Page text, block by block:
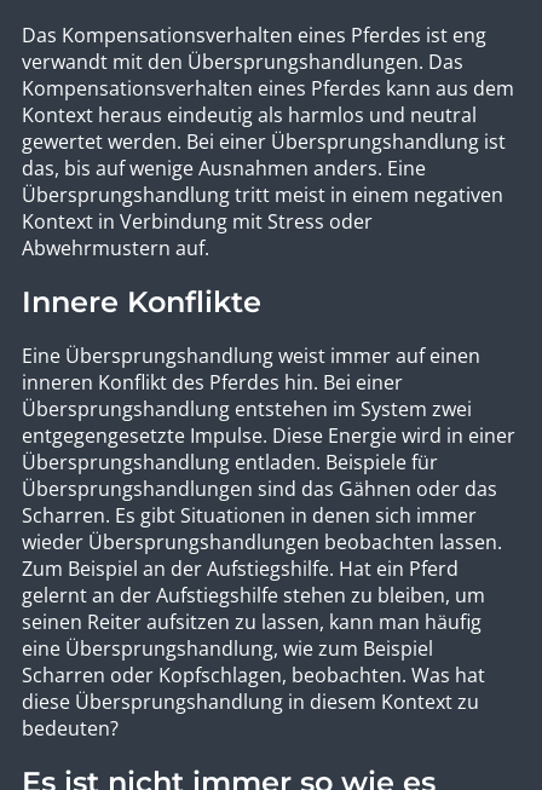
Das Kompensationsverhalten eines Pferdes ist eng
verwandt mit den Übersprungshandlungen. Das
Kompensationsverhalten eines Pferdes kann aus dem
Kontext heraus eindeutig als harmlos und neutral
gewertet werden. Bei einer Übersprungshandlung ist
das, bis auf wenige Ausnahmen anders. Eine
Übersprungshandlung tritt meist in einem negativen
Kontext in Verbindung mit Stress oder
Abwehrmustern auf.
Innere Konflikte
Eine Übersprungshandlung weist immer auf einen
inneren Konflikt des Pferdes hin. Bei einer
Übersprungshandlung entstehen im System zwei
entgegengesetzte Impulse. Diese Energie wird in einer
Übersprungshandlung entladen. Beispiele für
Übersprungshandlungen sind das Gähnen oder das
Scharren. Es gibt Situationen in denen sich immer
wieder Übersprungshandlungen beobachten lassen.
Zum Beispiel an der Aufstiegshilfe. Hat ein Pferd
gelernt an der Aufstiegshilfe stehen zu bleiben, um
seinen Reiter aufsitzen zu lassen, kann man häufig
eine Übersprungshandlung, wie zum Beispiel
Scharren oder Kopfschlagen, beobachten. Was hat
diese Übersprungshandlung in diesem Kontext zu
bedeuten?
Es ist nicht immer so wie es